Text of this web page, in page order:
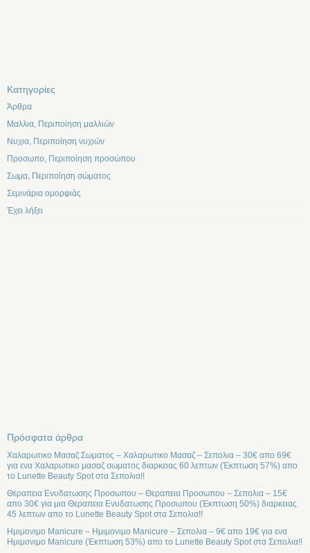
Kατηγορίες
Άρθρα
Μαλλια, Περιποίηση μαλλιών
Νυχια, Περιποίηση νυχιών
Προσωπο, Περιποίηση προσώπου
Σωμα, Περιποίηση σώματος
Σεμινάρια ομορφιάς
Έχει λήξει
Πρόσφατα άρθρα
Χαλαρωτικο Μασαζ Σωματος – Χαλαρωτικο Μασαζ – Σεπολια – 30€ απο 69€
για ενα Χαλαρωτικο μασαζ σωματος διαρκειας 60 λεπτων (Έκπτωση 57%) απο
το Lunette Beauty Spot στα Σεπολια!!
Θεραπεια Ενυδατωσης Προσωπου – Θεραπεια Προσωπου – Σεπολια – 15€
απο 30€ για μια Θεραπεια Ενυδατωσης Προσωπου (Έκπτωση 50%) διαρκειας
45 λεπτων απο το Lunette Beauty Spot στα Σεπολια!!
Ημιμονιμο Manicure – Ημιμονιμο Manicure – Σεπολια – 9€ απο 19€ για ενα
Ημιμονιμο Manicure (Έκπτωση 53%) απο το Lunette Beauty Spot στα Σεπολια!!